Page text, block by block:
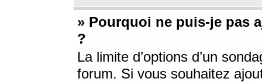
» Pourquoi ne puis-je pas
?
La limite d’options d’un
forum. Si vous souhaitez